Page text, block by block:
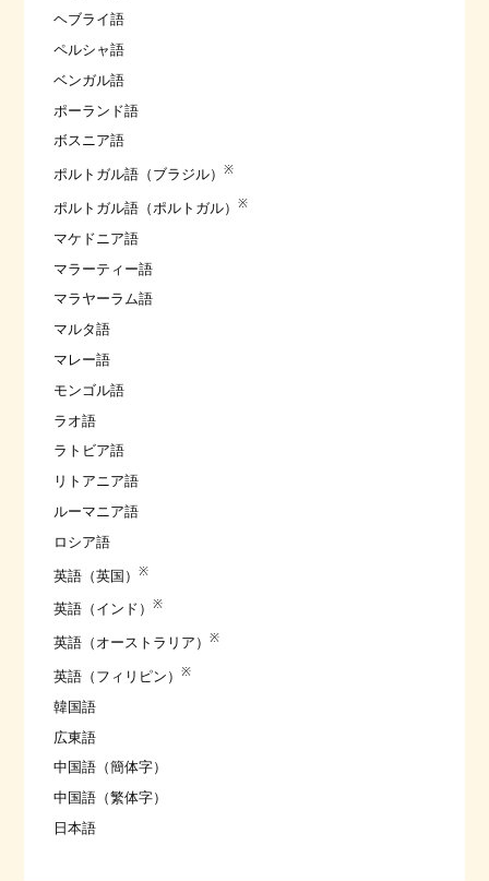
ヘブライ語
ペルシャ語
ベンガル語
ポーランド語
ボスニア語
ポルトガル語（ブラジル） ※
ポルトガル語（ポルトガル） ※
マケドニア語
マラーティー語
マラヤーラム語
マルタ語
マレー語
モンゴル語
ラオ語
ラトビア語
リトアニア語
ルーマニア語
ロシア語
英語（英国） ※
英語（インド） ※
英語（オーストラリア） ※
英語（フィリピン） ※
韓国語
広東語
中国語（簡体字）
中国語（繁体字）
日本語